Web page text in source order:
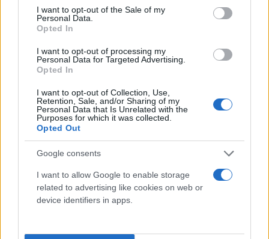
consent section.
I want to opt-out of the Sale of my
Personal Data.
Opted In
I want to opt-out of processing my
Personal Data for Targeted Advertising.
Opted In
I want to opt-out of Collection, Use,
Retention, Sale, and/or Sharing of my
Personal Data that Is Unrelated with the
Purposes for which it was collected.
Opted Out
Google consents
I want to allow Google to enable storage
related to advertising like cookies on web or
device identifiers in apps.